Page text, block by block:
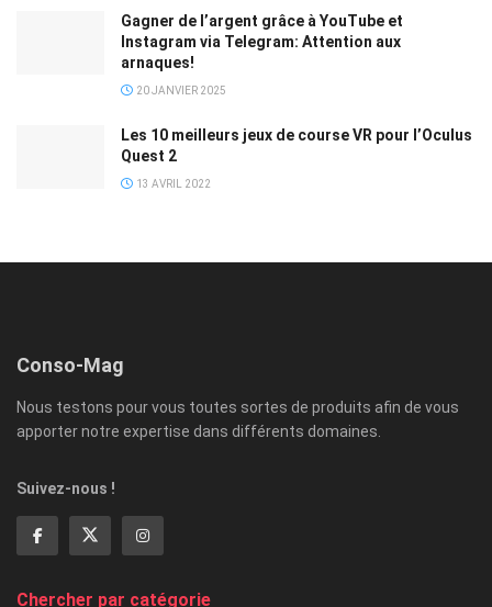
Gagner de l’argent grâce à YouTube et
Instagram via Telegram: Attention aux
arnaques!
20 JANVIER 2025
Les 10 meilleurs jeux de course VR pour l’Oculus
Quest 2
13 AVRIL 2022
Conso-Mag
Nous testons pour vous toutes sortes de produits afin de vous
apporter notre expertise dans différents domaines.
Suivez-nous !
Chercher par catégorie